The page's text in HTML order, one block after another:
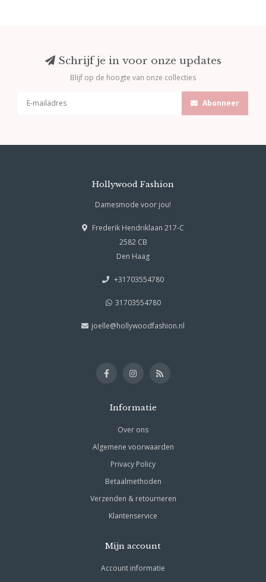
Schrijf je in voor onze updates
Blijf op de hoogte van onze collecties
Abonneer
Hollywood Fashion
Damesmode voor jou!
Frederik Hendriklaan 217-C
2582 CB
Den Haag
+31703554780
31703554780
joelle@hollywoodfashion.nl
Informatie
Over ons
Algemene voorwaarden
Privacy Policy
Betaalmethoden
Verzenden & retourneren
Klantenservice
Mijn account
Account informatie